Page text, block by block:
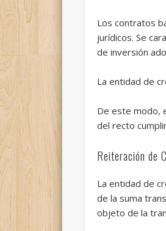
Los contratos
jurídicos. Se
de inversión
La entidad de
De este modo,
del recto
Reiteración de
La entidad de
de la suma
objeto de la